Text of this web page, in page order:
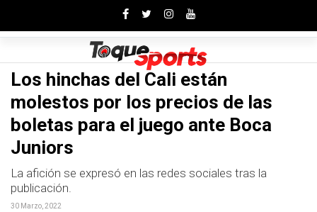
Los hinchas del Cali están
molestos por los precios de las
boletas para el juego ante Boca
Juniors
La afición se expresó en las redes sociales tras la
publicación.
30 Marzo, 2022